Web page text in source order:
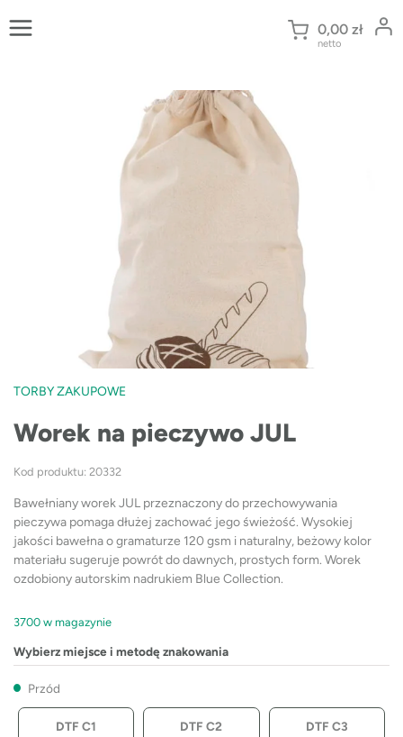
do
0,00 zł
netto
TORBY ZAKUPOWE
Worek na pieczywo JUL
Kod produktu: 20332
Bawełniany worek JUL przeznaczony do przechowywania
pieczywa pomaga dłużej zachować jego świeżość. Wysokiej
jakości bawełna o gramaturze 120 gsm i naturalny, beżowy kolor
materiału sugeruje powrót do dawnych, prostych form. Worek
ozdobiony autorskim nadrukiem Blue Collection.
3700 w magazynie
Wybierz miejsce i metodę znakowania
Przód
DTF C1 DTF C2 DTF C3